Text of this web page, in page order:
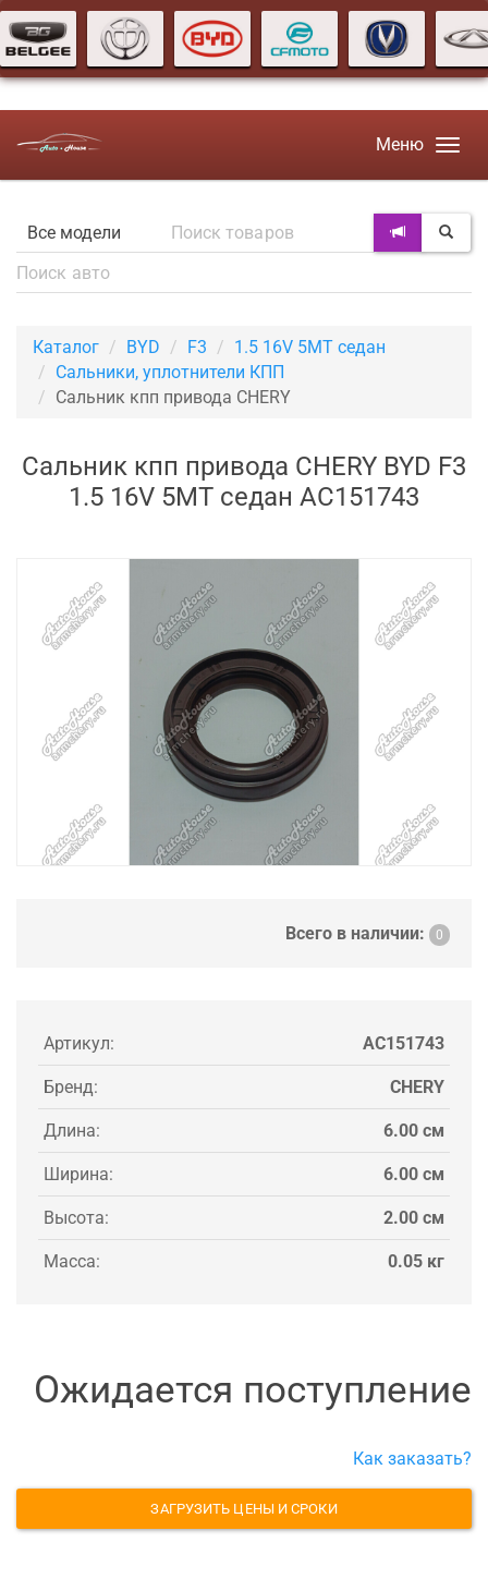
Меню
Каталог BYD F3
1.5 16V 5MT седан
Сальники, уплотнители КПП
Сальник кпп привода CHERY
Сальник кпп привода CHERY BYD F3
1.5 16V 5MT седан AC151743
Всего в наличии: 0
Артикул: AC151743
Бренд: CHERY
Длина: 6.00 см
Ширина: 6.00 см
Высота: 2.00 см
Масса: 0.05 кг
Ожидается поступление
Как заказать?
ЗАГРУЗИТЬ ЦЕНЫ И СРОКИ